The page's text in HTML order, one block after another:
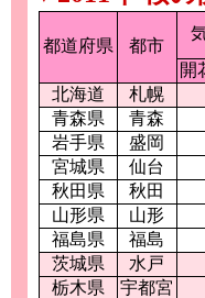
都道府県 都市
開
北海道
札幌
青森県
青森
岩手県
盛岡
宮城県
仙台
秋田県
秋田
山形県
山形
福島県
福島
茨城県
水戸
栃木県
宇都宮